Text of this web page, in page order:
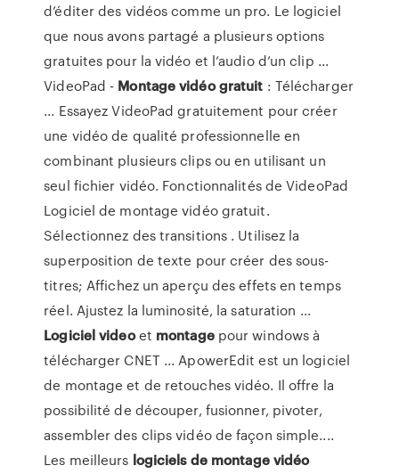
d’éditer des vidéos comme un pro. Le logiciel
que nous avons partagé a plusieurs options
gratuites pour la vidéo et l’audio d’un clip ...
VideoPad - Montagevidéo gratuit : Télécharger
... Essayez VideoPad gratuitement pour créer
une vidéo de qualité professionnelle en
combinant plusieurs clips ou en utilisant un
seul fichier vidéo. Fonctionnalités de VideoPad
Logiciel de montage vidéo gratuit.
Sélectionnez des transitions . Utilisez la
superposition de texte pour créer des sous-
titres; Affichez un aperçu des effets en temps
réel. Ajustez la luminosité, la saturation ...
Logicielvideoet montagepour windows à
télécharger CNET ... ApowerEdit est un logiciel
de montage et de retouches vidéo. Il offre la
possibilité de découper, fusionner, pivoter,
assembler des clips vidéo de façon simple....
Les meilleurs logiciels de montage vidéo